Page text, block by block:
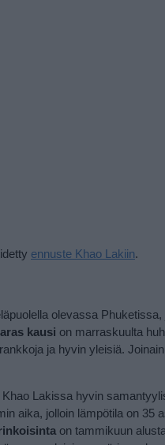
ennuste Khao Lakiin.
olevassa
kausi on marraskuulta
ja hyvin yleisiä.
Lakissa hyvin
aika, jolloin lämpötila on 35
on tammikuun